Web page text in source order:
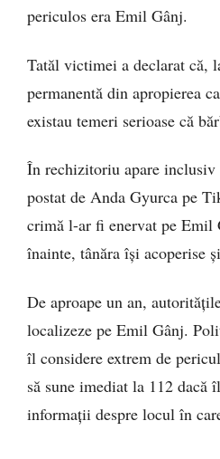
periculos era Emil Gânj.
Tatăl victimei a declarat că,
permanentă din apropierea
existau temeri serioase că
În rechizitoriu apare
postat de Anda Gyurca pe
crimă l-ar fi enervat pe
înainte, tânăra își acoperise
De aproape un an,
localizeze pe Emil Gânj.
îl considere extrem de
să sune imediat la 112 dacă
informații despre locul în